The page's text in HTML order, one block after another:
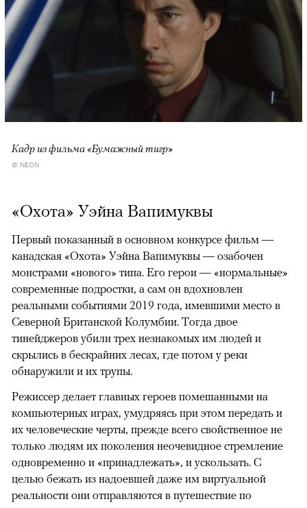
Кадр из фильма «Бумажный тигр»
© NEON
«Охота» Уэйна Вапимуквы
Первый показанный в основном конкурсе фильм —
канадская «Охота» Уэйна Вапимуквы — озабочен
монстрами «нового» типа. Его герои — «нормальные»
современные подростки, а сам он вдохновлен
реальными событиями 2019 года, имевшими место в
Северной Британской Колумбии. Тогда двое
тинейджеров убили трех незнакомых им людей и
скрылись в бескрайних лесах, где потом у реки
обнаружили и их трупы.
Режиссер делает главных героев помешанными на
компьютерных играх, умудряясь при этом передать и
их человеческие черты, прежде всего свойственное не
только людям их поколения неочевидное стремление
одновременно и «принадлежать», и ускользать. С
целью бежать из надоевшей даже им виртуальной
реальности они отправляются в путешествие по